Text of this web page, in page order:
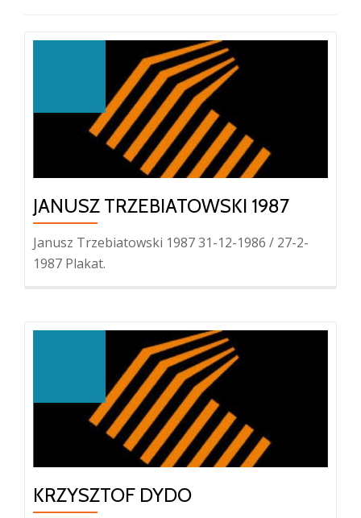
JANUSZ TRZEBIATOWSKI 1987
Janusz Trzebiatowski 1987 31-12-1986 / 27-2-
1987 Plakat.
KRZYSZTOF DYDO